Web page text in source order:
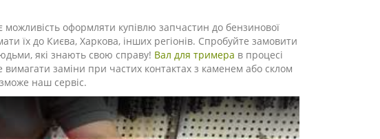
оформляти купівлю запчастин до бензинової
їх до Києва, Харкова, інших регіонів. Спробуйте замовити
які знають свою справу! Вал для тримера в процесі
заміни при частих контактах з каменем або склом
наш сервіс.